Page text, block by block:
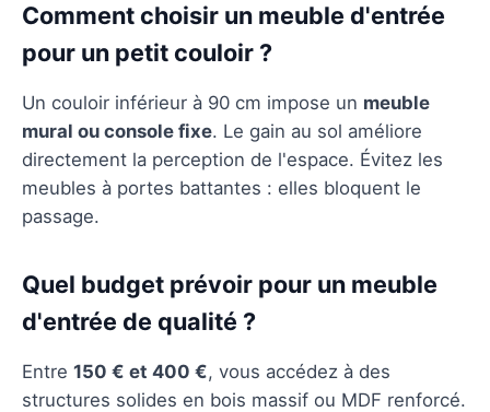
Comment choisir un meuble d'entrée
pour un petit couloir ?
Un couloir inférieur à 90 cm impose un meuble
mural ou console fixe. Le gain au sol améliore
directement la perception de l'espace. Évitez les
meubles à portes battantes : elles bloquent le
passage.
Quel budget prévoir pour un meuble
d'entrée de qualité ?
Entre 150 € et 400 €, vous accédez à des
structures solides en bois massif ou MDF renforcé.